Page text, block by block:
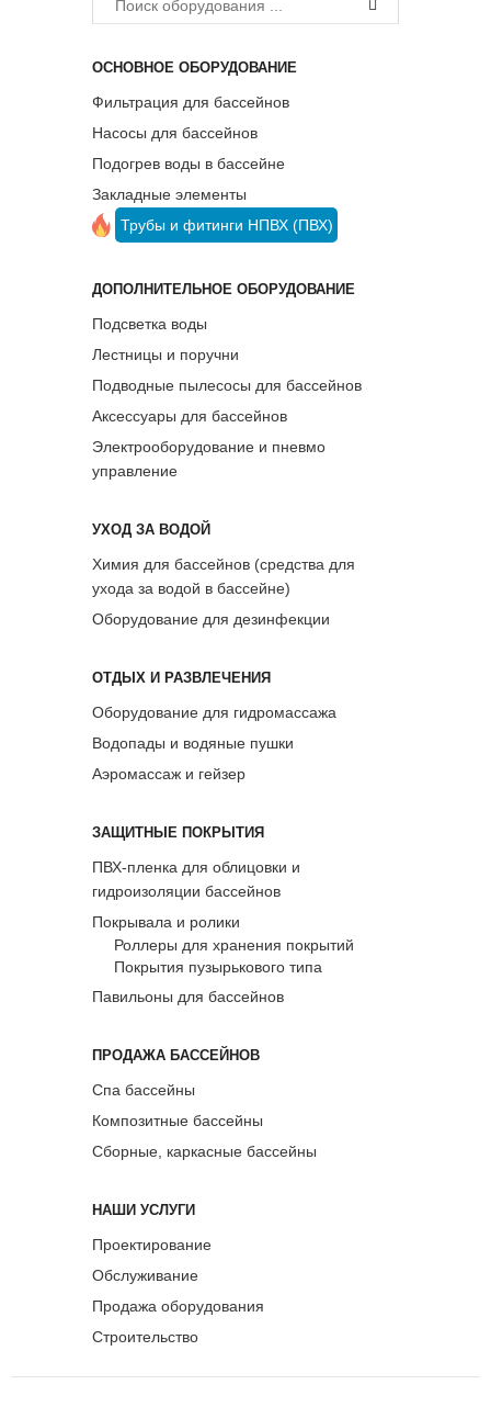
ОСНОВНОЕ ОБОРУДОВАНИЕ
Фильтрация для бассейнов
Насосы для бассейнов
Подогрев воды в бассейне
Закладные элементы
Трубы и фитинги НПВХ (ПВХ)
ДОПОЛНИТЕЛЬНОЕ ОБОРУДОВАНИЕ
Подсветка воды
Лестницы и поручни
Подводные пылесосы для бассейнов
Аксессуары для бассейнов
Электрооборудование и пневмо
управление
УХОД ЗА ВОДОЙ
Химия для бассейнов (средства для
ухода за водой в бассейне)
Оборудование для дезинфекции
ОТДЫХ И РАЗВЛЕЧЕНИЯ
Оборудование для гидромассажа
Водопады и водяные пушки
Аэромассаж и гейзер
ЗАЩИТНЫЕ ПОКРЫТИЯ
ПВХ-пленка для облицовки и
гидроизоляции бассейнов
Покрывала и ролики
Роллеры для хранения покрытий
Покрытия пузырькового типа
Павильоны для бассейнов
ПРОДАЖА БАССЕЙНОВ
Спа бассейны
Композитные бассейны
Сборные, каркасные бассейны
НАШИ УСЛУГИ
Проектирование
Обслуживание
Продажа оборудования
Строительство